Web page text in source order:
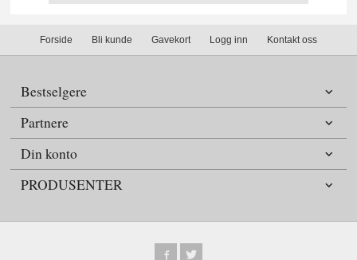
Forside Bli kunde Gavekort Logg inn Kontakt oss
Bestselgere
Partnere
Din konto
PRODUSENTER